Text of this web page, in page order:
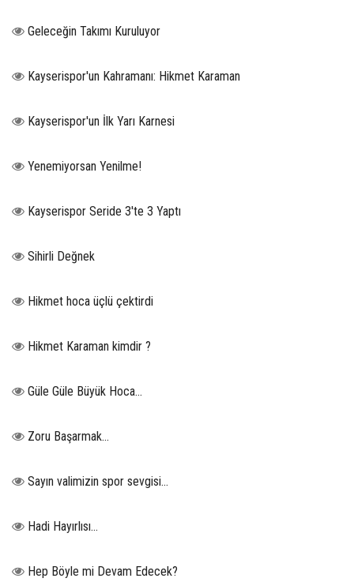
Geleceğin Takımı Kuruluyor
Kayserispor'un Kahramanı: Hikmet Karaman
Kayserispor'un İlk Yarı Karnesi
Yenemiyorsan Yenilme!
Kayserispor Seride 3'te 3 Yaptı
Sihirli Değnek
Hikmet hoca üçlü çektirdi
Hikmet Karaman kimdir ?
Güle Güle Büyük Hoca...
Zoru Başarmak…
Sayın valimizin spor sevgisi…
Hadi Hayırlısı…
Hep Böyle mi Devam Edecek?